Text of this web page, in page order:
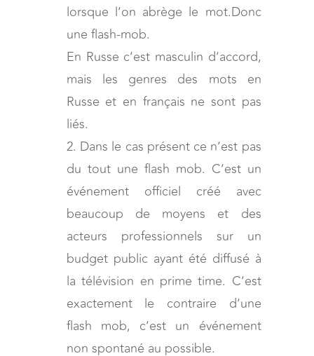
lorsque l’on abrège le mot.Donc
une flash-mob.
En Russe c’est masculin d’accord,
mais les genres des mots en
Russe et en français ne sont pas
liés.
2. Dans le cas présent ce n’est pas
du tout une flash mob. C’est un
événement officiel créé avec
beaucoup de moyens et des
acteurs professionnels sur un
budget public ayant été diffusé à
la télévision en prime time. C’est
exactement le contraire d’une
flash mob, c’est un événement
non spontané au possible.